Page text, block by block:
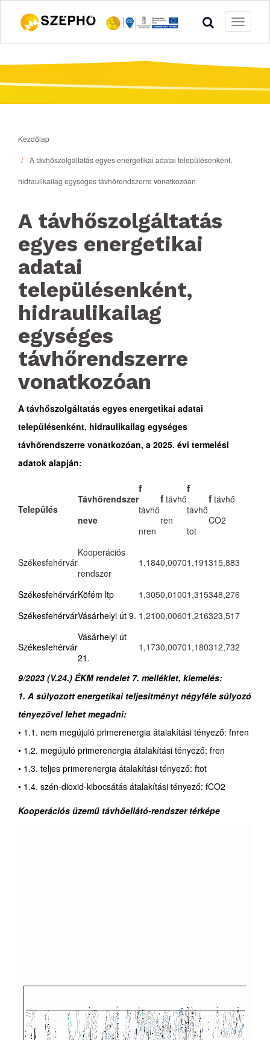
Toggle
Kezdőlap
A távhőszolgáltatás egyes energetikai adatai településenként,
hidraulikailag egységes távhőrendszerre vonatkozóan
A távhőszolgáltatás
egyes energetikai
adatai
településenként,
hidraulikailag
egységes
távhőrendszerre
vonatkozóan
A távhőszolgáltatás egyes energetikai adatai
településenként, hidraulikailag egységes
távhőrendszerre vonatkozóan, a 2025. évi termelési
adatok alapján:
Település
Távhőrendszer
neve
f
távhő
nren
f távhő
ren
f
távhő
tot
f távhő
CO2
Székesfehérvár
Kooperációs
rendszer
1,1840,00701,191315,883
SzékesfehérvárKöfém ltp 1,3050,01001,315348,276
SzékesfehérvárVásárhelyi út 9. 1,2100,00601,216323,517
Székesfehérvár
Vásárhelyi út
21.
1,1730,00701,180312,732
9/2023 (V.24.) ÉKM rendelet 7. melléklet, kiemelés:
1. A súlyozott energetikai teljesítményt négyféle súlyozó
tényezővel lehet megadni:
• 1.1. nem megújuló primerenergia átalakítási tényező: fnren
• 1.2. megújuló primerenergia átalakítási tényező: fren
• 1.3. teljes primerenergia átalakítási tényező: ftot
• 1.4. szén-dioxid-kibocsátás átalakítási tényező: fCO2
Kooperációs üzemű távhőellátó-rendszer térképe